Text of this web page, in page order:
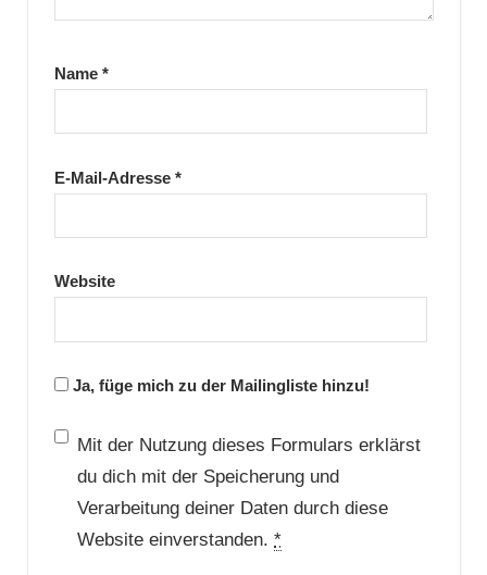
Name *
E-Mail-Adresse *
Website
Ja, füge mich zu der Mailingliste hinzu!
Mit der Nutzung dieses Formulars erklärst
du dich mit der Speicherung und
Verarbeitung deiner Daten durch diese
Website einverstanden. *